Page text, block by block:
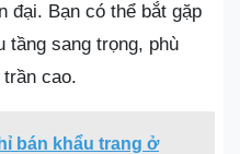
đại. Bạn có thể bắt gặp
tầng sang trọng, phù
cao.
bán khẩu trang ở